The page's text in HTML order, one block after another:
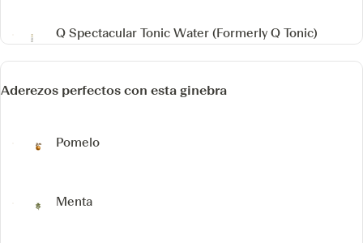
Q Spectacular Tonic Water (Formerly Q Tonic)
Aderezos perfectos con esta ginebra
Pomelo
Menta